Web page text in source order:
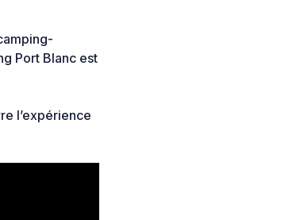
Port Blanc est
l’expérience